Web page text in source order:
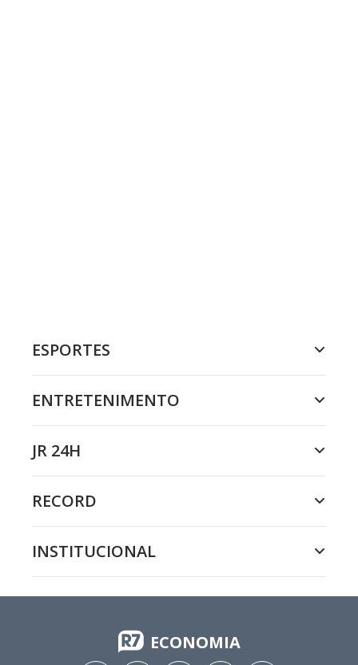
ESPORTES
ENTRETENIMENTO
JR 24H
RECORD
INSTITUCIONAL
ECONOMIA